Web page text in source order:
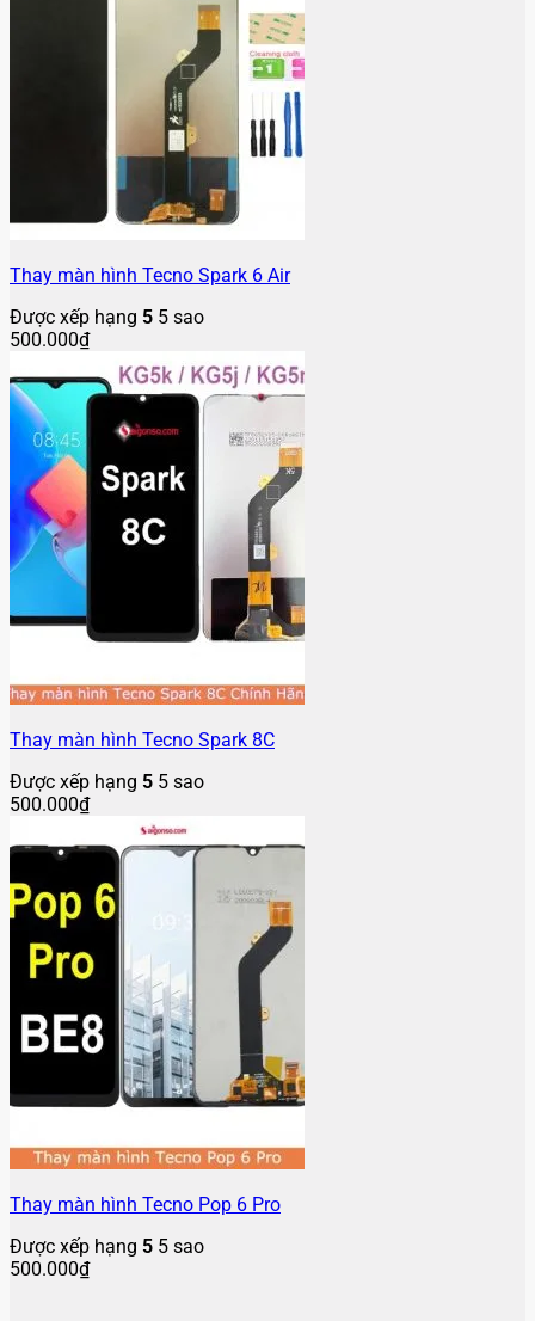
Thay màn hình Tecno Spark 6 Air
Được xếp hạng 5 5 sao
500.000₫
Thay màn hình Tecno Spark 8C
Được xếp hạng 5 5 sao
500.000₫
Thay màn hình Tecno Pop 6 Pro
Được xếp hạng 5 5 sao
500.000₫